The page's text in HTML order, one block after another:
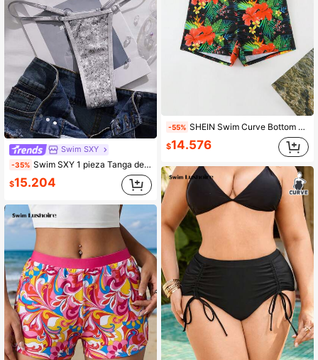
Swim SXY
-35% Swim SXY 1 pieza Tanga de bikini sexy de cintura baja con lados ajustables y lentejuelas metálicas plateadas, adecuado para fiestas en la playa y vacaciones
$15.204
-55% SHEIN Swim Curve Bottom de bikini de talla grande de shorts estampados de verano para playa
$14.576